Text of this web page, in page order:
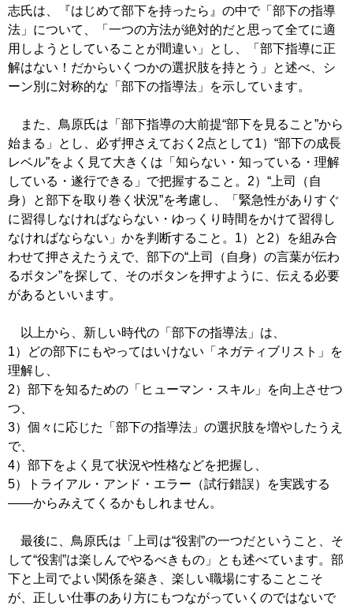
志氏は、『はじめて部下を持ったら』の中で「部下の指導
法」について、「一つの方法が絶対的だと思って全てに適
用しようとしていることが間違い」とし、「部下指導に正
解はない！だからいくつかの選択肢を持とう」と述べ、シ
ーン別に対称的な「部下の指導法」を示しています。
また、鳥原氏は「部下指導の大前提“部下を見ること”から
始まる」とし、必ず押さえておく2点として1）“部下の成長
レベル”をよく見て大きくは「知らない・知っている・理解
している・遂行できる」で把握すること。2）“上司（自
身）と部下を取り巻く状況”を考慮し、「緊急性がありすぐ
に習得しなければならない・ゆっくり時間をかけて習得し
なければならない」かを判断すること。1）と2）を組み合
わせて押さえたうえで、部下の“上司（自身）の言葉が伝わ
るボタン”を探して、そのボタンを押すように、伝える必要
があるといいます。
以上から、新しい時代の「部下の指導法」は、
1）どの部下にもやってはいけない「ネガティブリスト」を
理解し、
2）部下を知るための「ヒューマン・スキル」を向上させつ
つ、
3）個々に応じた「部下の指導法」の選択肢を増やしたうえ
で、
4）部下をよく見て状況や性格などを把握し、
5）トライアル・アンド・エラー（試行錯誤）を実践する
――からみえてくるかもしれません。
最後に、鳥原氏は「上司は“役割”の一つだということ、そ
して“役割”は楽しんでやるべきもの」とも述べています。部
下と上司でよい関係を築き、楽しい職場にすることこそ
が、正しい仕事のあり方にもつながっていくのではないで